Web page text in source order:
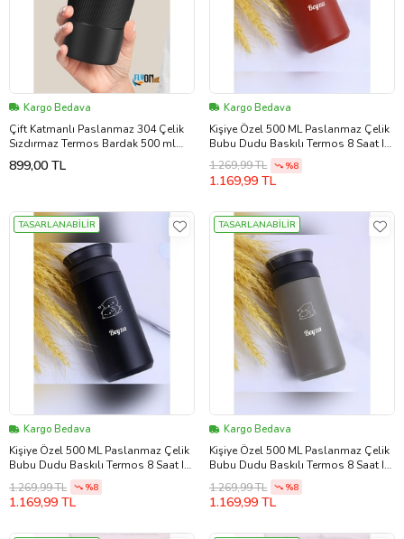
Kargo Bedava
Çift Katmanlı Paslanmaz 304 Çelik
Sızdırmaz Termos Bardak 500 ml
Kupa Araç Kahve Çay Termos ,Mug
899,00 TL
Kargo Bedava
Kişiye Özel 500 ML Paslanmaz Çelik
Bubu Dudu Baskılı Termos 8 Saat Isı
Koruma Kahve ve Çay Termosu
(Kırmızı)
1.269,99 TL %8
1.169,99 TL
TASARLANABİLİR
Kargo Bedava
Kişiye Özel 500 ML Paslanmaz Çelik
Bubu Dudu Baskılı Termos 8 Saat Isı
Koruma Kahve ve Çay Termosu
(Siyah)
1.269,99 TL %8
1.169,99 TL
TASARLANABİLİR
Kargo Bedava
Kişiye Özel 500 ML Paslanmaz Çelik
Bubu Dudu Baskılı Termos 8 Saat Isı
Koruma Kahve ve Çay Termosu (Bej)
1.269,99 TL %8
1.169,99 TL